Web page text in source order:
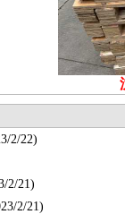
2/22)
2/21)
2/21)